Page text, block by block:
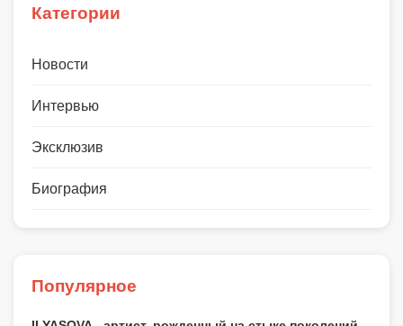
Категории
Новости
Интервью
Эксклюзив
Биография
Популярное